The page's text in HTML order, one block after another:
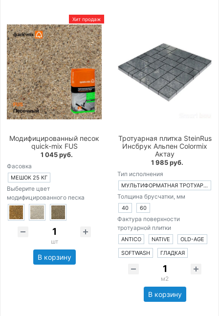
Хит продаж
Модифицированный песок
quick-mix FUS
1 045 руб.
Фасовка
МЕШОК 25 КГ
Выберите цвет
модифицированного песка
шт
В корзину
Тротуарная плитка SteinRus
Инсбрук Альпен Colormix
Актау
1 985 руб.
Тип исполнения
МУЛЬТИФОРМАТНАЯ ТРОТУАРНАЯ ПЛИТКА ИЗ 4-Х ЭЛЕМЕНТОВ
Толщина брусчатки, мм
40 60
Фактура поверхности
тротуарной плитки
ANTICO NATIVE
OLD-AGE
SOFTWASH
ГЛАДКАЯ
м2
В корзину